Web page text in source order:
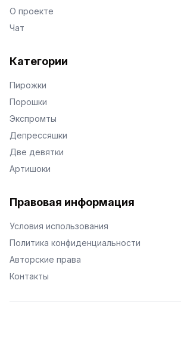
О проекте
Чат
Категории
Пирожки
Порошки
Экспромты
Депрессяшки
Две девятки
Артишоки
Правовая информация
Условия использования
Политика конфиденциальности
Авторские права
Контакты